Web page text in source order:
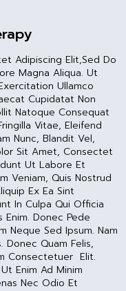
Adipiscing Elit,sed Do
Magna Aliqua. Ut
Ullamco
Cupidatat Non
Natoque Consequat
Vitae, Eleifend
Nunc, Blandit Vel,
Sit Amet, Consectet
Ut Labore Et
Veniam, Quis Nostrud
Ex Ea Sint
In Culpa Qui Officia
Donec Pede
Neque Sed Ipsum. Nam
Donec Quam Felis,
Consectetuer Elit.
Enim Ad Minim
Nec Odio Et